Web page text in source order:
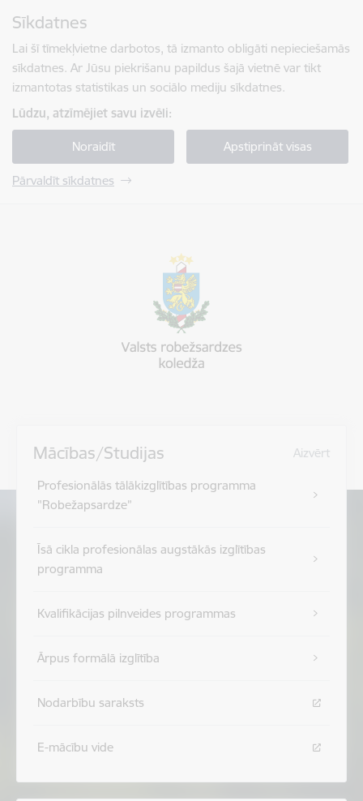
Sīkdatnes
Lai šī tīmekļvietne darbotos, tā izmanto obligāti nepieciešamās
sīkdatnes. Ar Jūsu piekrišanu papildus šajā vietnē var tikt
izmantotas statistikas un sociālo mediju sīkdatnes.
Lūdzu, atzīmējiet savu izvēli:
Noraidīt Apstiprināt visas
Pārvaldīt sīkdatnes
Mācības/Studijas Aizvērt
Profesionālās tālākizglītības programma
"Robežapsardze”
Īsā cikla profesionālas augstākās izglītības
programma
Kvalifikācijas pilnveides programmas
Ārpus formālā izglītība
Nodarbību saraksts
E-mācību vide